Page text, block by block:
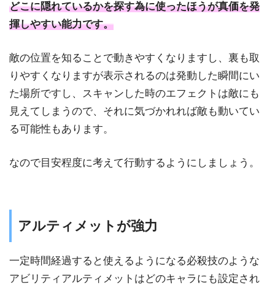
どこに隠れているかを探す為に使ったほうが真価を発
揮しやすい能力です。
敵の位置を知ることで動きやすくなりますし、裏も取
りやすくなりますが表示されるのは発動した瞬間にい
た場所ですし、スキャンした時のエフェクトは敵にも
見えてしまうので、それに気づかれれば敵も動いてい
る可能性もあります。
なので目安程度に考えて行動するようにしましょう。
アルティメットが強力
一定時間経過すると使えるようになる必殺技のような
アビリティアルティメットはどのキャラにも設定され